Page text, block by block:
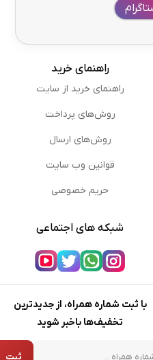
راهنمای خرید
راهنمای خرید از سایت
روش‌های پرداخت
روش‌های ارسال
قوانین وب سایت
حریم خصوصی
شبکه های اجتماعی
با ثبت شماره همراه، از جدیدترین
تخفیف‌ها باخبر شوید
همراه
ثبت